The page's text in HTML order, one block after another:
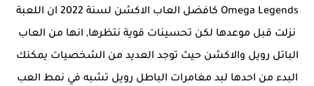
Omega Legends
‏ كافضل العاب الاكشن لسنة 2022 ان اللعبة
نزلت قبل موعدها لكن تحسينات قوية نتظرها, انها من العاب
الباتل رويل والاكشن حيث توجد العديد من الشخصيات يمكنك
البدء من احدها لبد مغامرات الباطل رويل تشبه في نمط العب